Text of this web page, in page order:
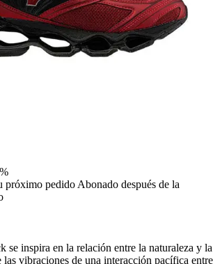
próximo pedido Abonado después de la
se inspira en la relación entre la naturaleza y la
vibraciones de una interacción pacífica entre